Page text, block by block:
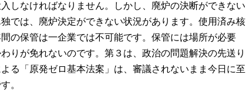
しなければなりません。しかし、廃炉の決断ができない
では、廃炉決定ができない状況があります。使用済み核
の保管は一企業では不可能です。保管には場所が必要
りが免れないのです。第３は、政治の問題解決の先送り
る「原発ゼロ基本法案」は、審議されないまま今日に至
。